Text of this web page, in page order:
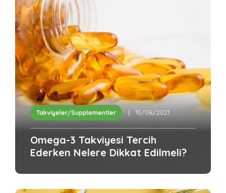
Takviyeler/Supplementler | 15/08/2021
Omega-3 Takviyesi Tercih
Ederken Nelere Dikkat Edilmeli?